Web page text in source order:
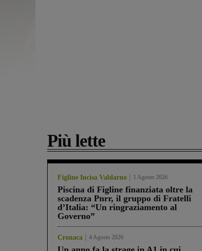
Più lette
Figline Incisa Valdarno 1 Agosto 2026
Piscina di Figline finanziata oltre la
scadenza Pnrr, il gruppo di Fratelli
d’Italia: “Un ringraziamento al
Governo”
Cronaca 4 Agosto 2026